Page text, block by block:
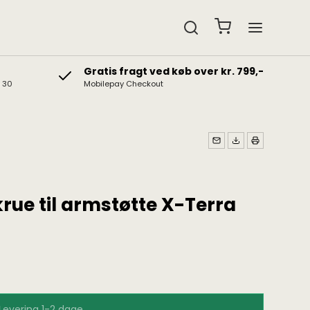
hovedtelefoner
30
Gratis fragt ved køb over kr. 799,-
Mobilepay Checkout
til armstøtte X-Terra